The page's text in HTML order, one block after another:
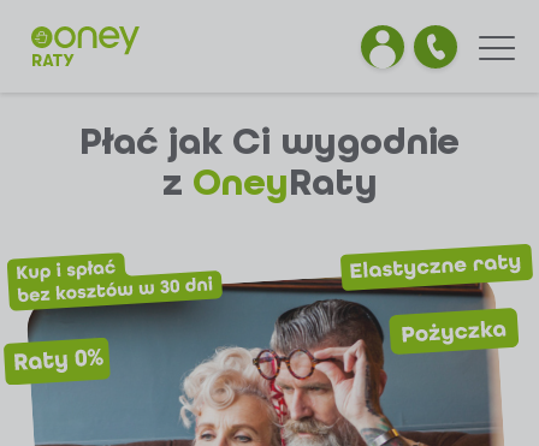
Płać jak Ci wygodnie
z OneyRaty